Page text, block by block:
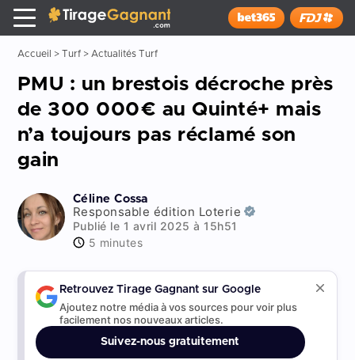
x
Tirage Gagnant
Installer
Accueil > Turf> Actualités Turf
PMU : un brestois décroche près
de 300 000€ au Quinté+ mais
n’a toujours pas réclamé son
gain
Céline Cossa
Responsable édition Loterie
Publié le 1 avril 2025 à 15h51
5 minutes
Retrouvez Tirage Gagnant sur Google
Ajoutez notre média à vos sources pour voir plus
facilement nos nouveaux articles.
Suivez-nous gratuitement